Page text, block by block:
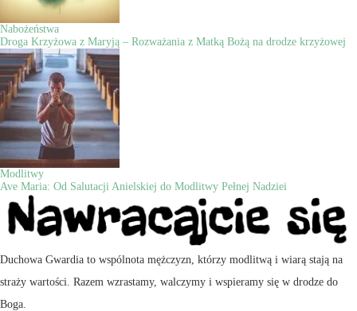
Nabożeństwa
Droga Krzyżowa z Maryją – Rozważania z Matką Bożą na drodze krzyżowej
Modlitwy
Ave Maria: Od Salutacji Anielskiej do Modlitwy Pełnej Nadziei
Duchowa Gwardia to wspólnota mężczyzn, którzy modlitwą i wiarą stają na
straży wartości. Razem wzrastamy, walczymy i wspieramy się w drodze do
Boga.